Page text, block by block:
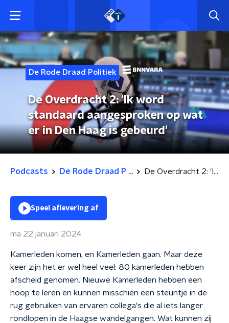
De Rode Draad Politiek
De Overdracht 2: 'Ik word
standaard aangesproken op wat
er in Den Haag is gebeurd'
Podcasts De Rode Draad P ... De Overdracht 2: 'Ik word standaard aangesproken op wat er in Den Haag is gebeurd'
Speel aflevering af
ma 22 januari 2024
Kamerleden komen, en Kamerleden gaan. Maar deze
keer zijn het er wel heel veel: 80 kamerleden hebben
afscheid genomen. Nieuwe Kamerleden hebben een
hoop te leren en kunnen misschien een steuntje in de
rug gebruiken van ervaren collega's die al iets langer
rondlopen in de Haagse wandelgangen. Wat kunnen zij